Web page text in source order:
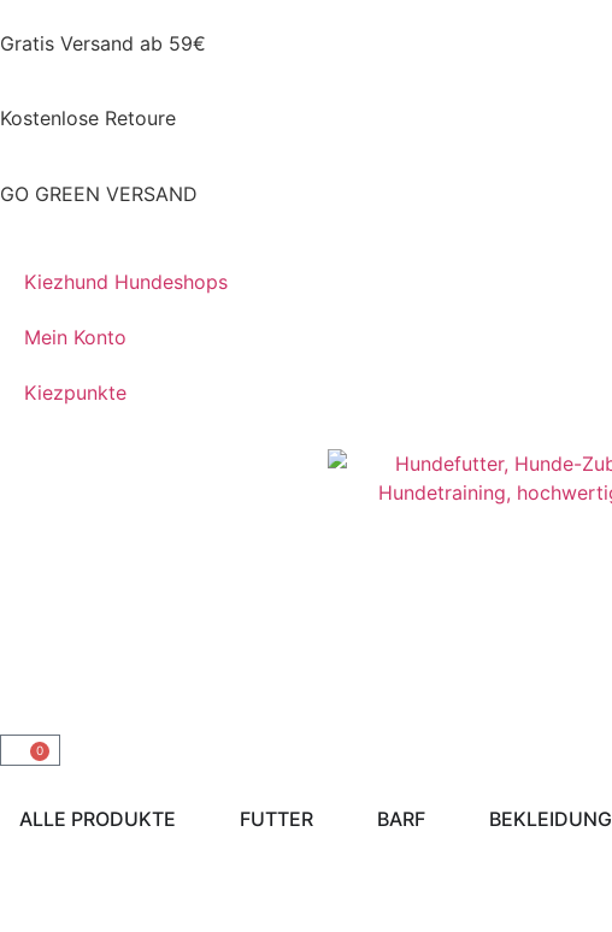
Gratis Versand ab 59€
Kostenlose Retoure
GO GREEN VERSAND
Kiezhund Hundeshops
Mein Konto
Kiezpunkte
0
ALLE PRODUKTE FUTTER BARF BEKLEIDUNG